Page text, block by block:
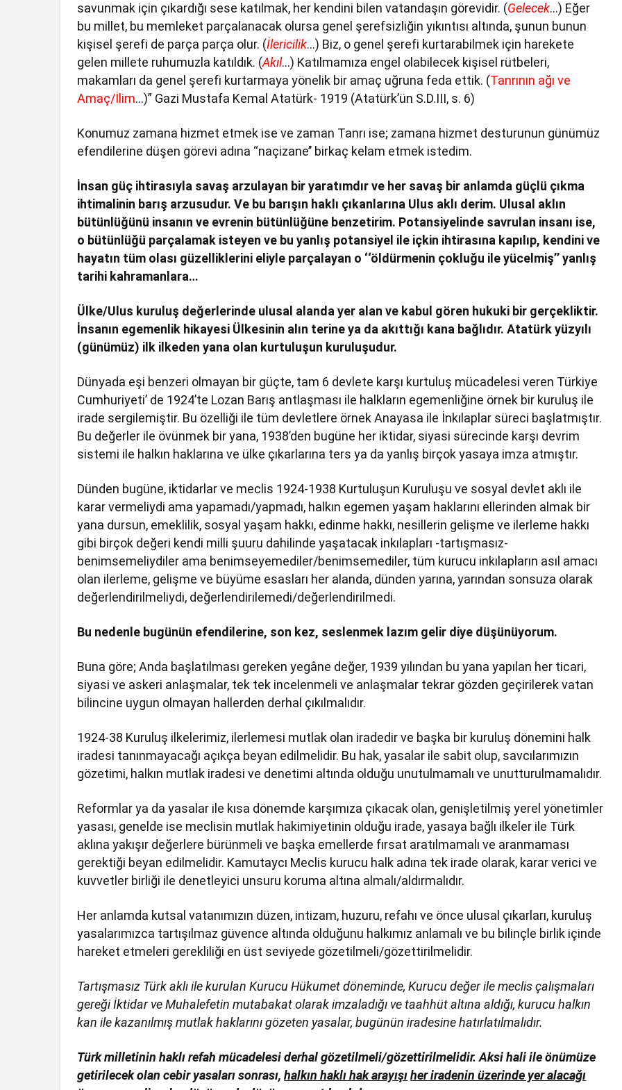
savunmak için çıkardığı sese katılmak, her kendini bilen vatandaşın görevidir. (Gelecek…) Eğer
bu millet, bu memleket parçalanacak olursa genel şerefsizliğin yıkıntısı altında, şunun bunun
kişisel şerefi de parça parça olur. (İlericilik…) Biz, o genel şerefi kurtarabilmek için harekete
gelen millete ruhumuzla katıldık. (Akıl…) Katılmamıza engel olabilecek kişisel rütbeleri,
makamları da genel şerefi kurtarmaya yönelik bir amaç uğruna feda ettik. (Tanrının ağı ve
Amaç/İlim…)” Gazi Mustafa Kemal Atatürk- 1919 (Atatürk’ün S.D.III, s. 6)
Konumuz zamana hizmet etmek ise ve zaman Tanrı ise; zamana hizmet desturunun günümüz
efendilerine düşen görevi adına ‘‘naçizane’’ birkaç kelam etmek istedim.
İnsan güç ihtirasıyla savaş arzulayan bir yaratımdır ve her savaş bir anlamda güçlü çıkma
ihtimalinin barış arzusudur. Ve bu barışın haklı çıkanlarına Ulus aklı derim. Ulusal aklın
bütünlüğünü insanın ve evrenin bütünlüğüne benzetirim. Potansiyelinde savrulan insanı ise,
o bütünlüğü parçalamak isteyen ve bu yanlış potansiyel ile içkin ihtirasına kapılıp, kendini ve
hayatın tüm olası güzelliklerini eliyle parçalayan o ‘‘öldürmenin çokluğu ile yücelmiş’’ yanlış
tarihi kahramanlara…
Ülke/Ulus kuruluş değerlerinde ulusal alanda yer alan ve kabul gören hukuki bir gerçekliktir.
İnsanın egemenlik hikayesi Ülkesinin alın terine ya da akıttığı kana bağlıdır. Atatürk yüzyılı
(günümüz) ilk ilkeden yana olan kurtuluşun kuruluşudur.
Dünyada eşi benzeri olmayan bir güçte, tam 6 devlete karşı kurtuluş mücadelesi veren Türkiye
Cumhuriyeti’ de 1924’te Lozan Barış antlaşması ile halkların egemenliğine örnek bir kuruluş ile
irade sergilemiştir. Bu özelliği ile tüm devletlere örnek Anayasa ile İnkılaplar süreci başlatmıştır.
Bu değerler ile övünmek bir yana, 1938’den bugüne her iktidar, siyasi sürecinde karşı devrim
sistemi ile halkın haklarına ve ülke çıkarlarına ters ya da yanlış birçok yasaya imza atmıştır.
Dünden bugüne, iktidarlar ve meclis 1924-1938 Kurtuluşun Kuruluşu ve sosyal devlet aklı ile
karar vermeliydi ama yapamadı/yapmadı, halkın egemen yaşam haklarını ellerinden almak bir
yana dursun, emeklilik, sosyal yaşam hakkı, edinme hakkı, nesillerin gelişme ve ilerleme hakkı
gibi birçok değeri kendi milli şuuru dahilinde yaşatacak inkılapları -tartışmasız-
benimsemeliydiler ama benimseyemediler/benimsemediler, tüm kurucu inkılapların asıl amacı
olan ilerleme, gelişme ve büyüme esasları her alanda, dünden yarına, yarından sonsuza olarak
değerlendirilmeliydi, değerlendirilemedi/değerlendirilmedi.
Bu nedenle bugünün efendilerine, son kez, seslenmek lazım gelir diye düşünüyorum.
Buna göre; Anda başlatılması gereken yegâne değer, 1939 yılından bu yana yapılan her ticari,
siyasi ve askeri anlaşmalar, tek tek incelenmeli ve anlaşmalar tekrar gözden geçirilerek vatan
bilincine uygun olmayan hallerden derhal çıkılmalıdır.
1924-38 Kuruluş ilkelerimiz, ilerlemesi mutlak olan iradedir ve başka bir kuruluş dönemini halk
iradesi tanınmayacağı açıkça beyan edilmelidir. Bu hak, yasalar ile sabit olup, savcılarımızın
gözetimi, halkın mutlak iradesi ve denetimi altında olduğu unutulmamalı ve unutturulmamalıdır.
Reformlar ya da yasalar ile kısa dönemde karşımıza çıkacak olan, genişletilmiş yerel yönetimler
yasası, genelde ise meclisin mutlak hakimiyetinin olduğu irade, yasaya bağlı ilkeler ile Türk
aklına yakışır değerlere bürünmeli ve başka emellerde fırsat aratılmamalı ve aranmaması
gerektiği beyan edilmelidir. Kamutaycı Meclis kurucu halk adına tek irade olarak, karar verici ve
kuvvetler birliği ile denetleyici unsuru koruma altına almalı/aldırmalıdır.
Her anlamda kutsal vatanımızın düzen, intizam, huzuru, refahı ve önce ulusal çıkarları, kuruluş
yasalarımızca tartışılmaz güvence altında olduğunu halkımız anlamalı ve bu bilinçle birlik içinde
hareket etmeleri gerekliliği en üst seviyede gözetilmeli/gözettirilmelidir.
Tartışmasız Türk aklı ile kurulan Kurucu Hükumet döneminde, Kurucu değer ile meclis çalışmaları
gereği İktidar ve Muhalefetin mutabakat olarak imzaladığı ve taahhüt altına aldığı, kurucu halkın
kan ile kazanılmış mutlak haklarını gözeten yasalar, bugünün iradesine hatırlatılmalıdır.
Türk milletinin haklı refah mücadelesi derhal gözetilmeli/gözettirilmelidir. Aksi hali ile önümüze
getirilecek olan cebir yasaları sonrası,halkın haklı hak arayışıher iradenin üzerinde yer alacağı